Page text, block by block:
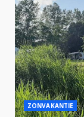
ZONVAKANTIE